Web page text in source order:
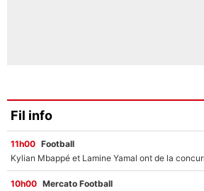
Fil info
11h00 Football
10h00 Mercato Football